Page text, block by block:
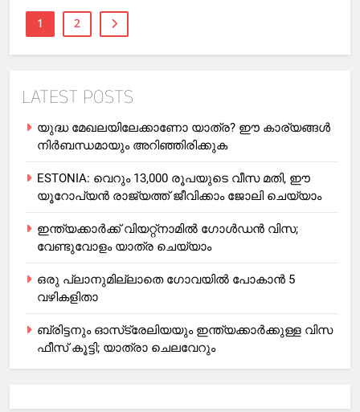
1 2
LATEST POSTS
യുദ്ധ മേഖലയിലേക്കാണോ യാത്ര? ഈ കാര്യങ്ങള്‍
നിര്‍ബന്ധമായും അറിഞ്ഞിരിക്കുക
ESTONIA: വെറും 13,000 രൂപയുടെ വീസ മതി, ഈ
യൂറോപ്യന്‍ രാജ്യത്ത് ജീവിക്കാം ജോലി ചെയ്യാം
ഇന്ത്യക്കാർക്ക് വിയറ്റ്‌നാമില്‍ ഗോള്‍ഡന്‍ വിസ;
വേണ്ടുവോളം യാത്ര ചെയ്യാം
ഒരു പ്ലാനുമില്ലാതെ ഗോവയില്‍ പോകാൻ 5
വഴികളിതാ
ബ്രിട്ടനും ഓസ്‌ട്രേലിയയും ഇന്ത്യക്കാര്‍ക്കുള്ള വിസ
ഫീസ് കൂട്ടി; യാത്രാ ചെലവേറും